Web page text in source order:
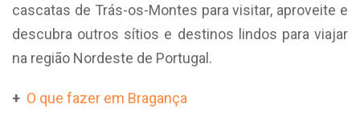
cascatas de Trás-os-Montes para visitar, aproveite e
descubra outros sítios e destinos lindos para viajar
na região Nordeste de Portugal.
+ O que fazer em Bragança